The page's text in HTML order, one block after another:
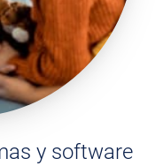
y software